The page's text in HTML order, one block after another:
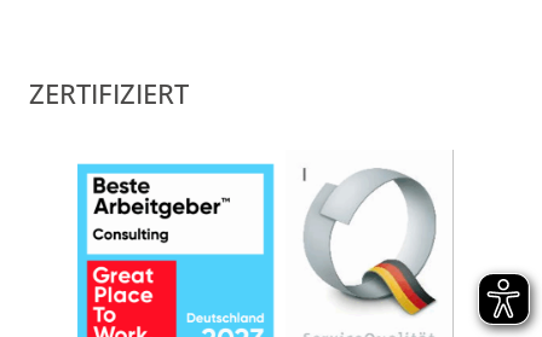
ZERTIFIZIERT